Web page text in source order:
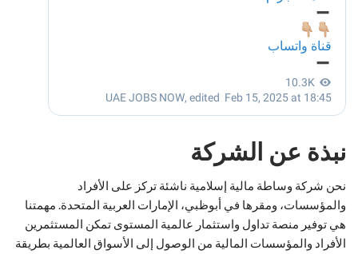
نبذة عن الشركة
نحن شركة وساطة مالية إسلامية ناشئة تركز على الأفراد
والمؤسسات، ومقرها في أبوظبي، الإمارات العربية المتحدة. مهمتنا
هي توفير منصة تداول واستثمار عالمية المستوى تمكن المستثمرين
الأفراد والمؤسسات المالية من الوصول إلى الأسواق العالمية بطريقة